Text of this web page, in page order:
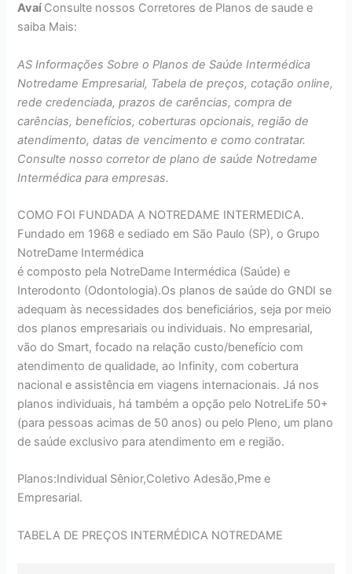
Avaí Consulte nossos Corretores de Planos de saude e
saiba Mais:
AS Informações Sobre o Planos de Saúde Intermédica
Notredame Empresarial, Tabela de preços, cotação online,
rede credenciada, prazos de carências, compra de
carências, benefícios, coberturas opcionais, região de
atendimento, datas de vencimento e como contratar.
Consulte nosso corretor de plano de saúde Notredame
Intermédica para empresas.
COMO FOI FUNDADA A NOTREDAME INTERMEDICA.
Fundado em 1968 e sediado em São Paulo (SP), o Grupo
NotreDame Intermédica
é composto pela NotreDame Intermédica (Saúde) e
Interodonto (Odontologia).Os planos de saúde do GNDI se
adequam às necessidades dos beneficiários, seja por meio
dos planos empresariais ou individuais. No empresarial,
vão do Smart, focado na relação custo/benefício com
atendimento de qualidade, ao Infinity, com cobertura
nacional e assistência em viagens internacionais. Já nos
planos individuais, há também a opção pelo NotreLife 50+
(para pessoas acimas de 50 anos) ou pelo Pleno, um plano
de saúde exclusivo para atendimento em e região.
Planos:Individual Sênior,Coletivo Adesão,Pme e
Empresarial.
TABELA DE PREÇOS INTERMÉDICA NOTREDAME